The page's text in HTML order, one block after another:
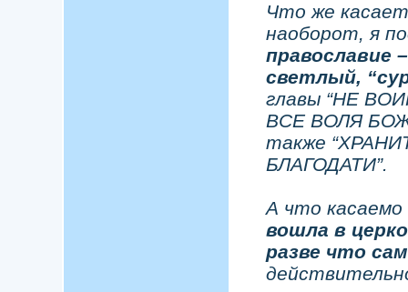
Что же
наоборот, я
православие
светлый,
главы “НЕ
ВСЕ ВОЛЯ
также
БЛАГОДАТИ”.
А что
вошла в
разве что